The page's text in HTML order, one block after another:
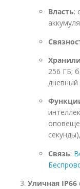
Власть:
256 ГБ;
дневный
Связь:
Уличная IP66